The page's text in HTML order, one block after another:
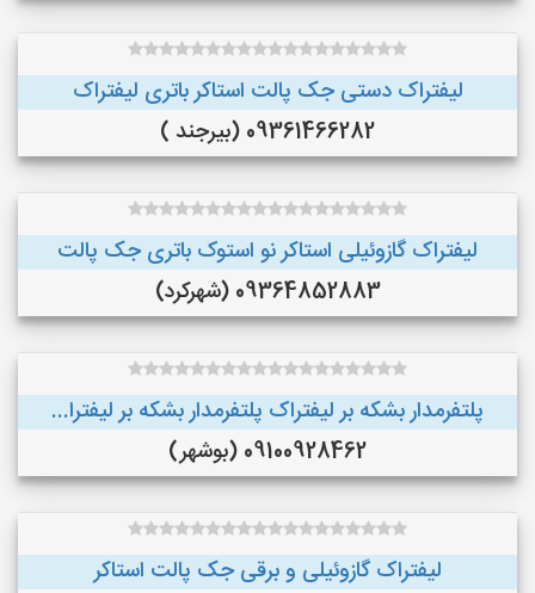
لیفتراک دستی جک پالت استاکر باتری لیفتراک
09361466282 (بیرجند )
لیفتراک گازوئیلی استاکر نو استوک باتری جک پالت
09364852883 (شهرکرد)
پلتفرمدار بشکه بر لیفتراک پلتفرمدار بشکه بر لیفترا...
09100928462 (بوشهر)
لیفتراک گازوئیلی و برقی جک پالت استاکر